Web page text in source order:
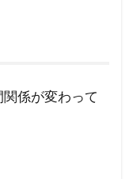
係が変わって